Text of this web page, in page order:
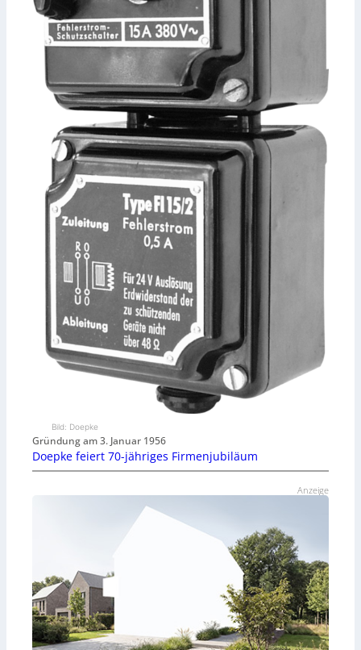
Bild: Doepke
Gründung am 3. Januar 1956
Doepke feiert 70-jähriges Firmenjubiläum
Anzeige